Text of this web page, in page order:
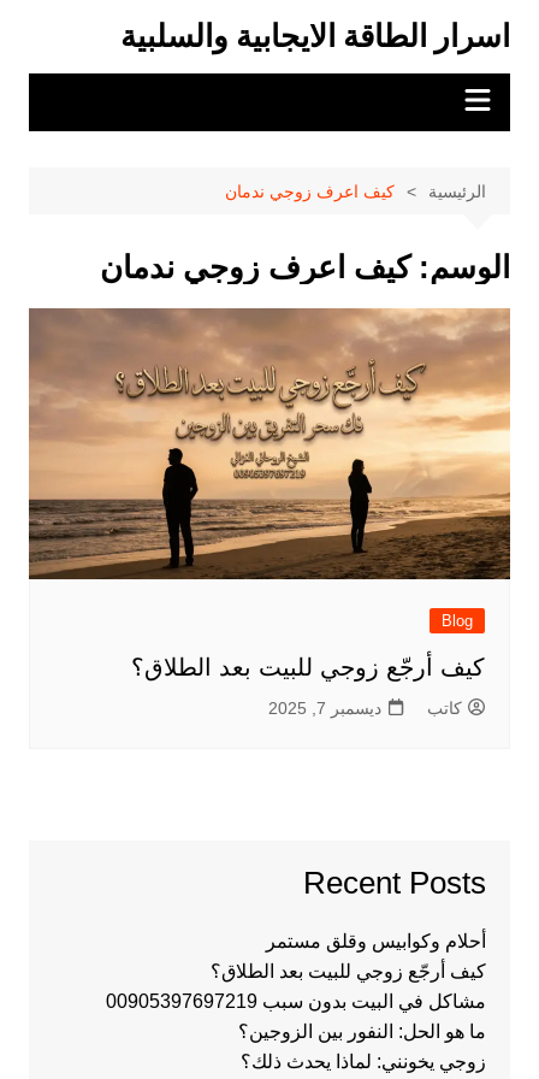
المحتوى
اسرار الطاقة الايجابية والسلبية
الرئيسية كيف اعرف زوجي ندمان
الوسم:كيف اعرف زوجي ندمان
Blog
كيف أرجّع زوجي للبيت بعد الطلاق؟
كاتب ديسمبر 7, 2025
Recent Posts
أحلام وكوابيس وقلق مستمر
كيف أرجّع زوجي للبيت بعد الطلاق؟
مشاكل في البيت بدون سبب 00905397697219
ما هو الحل: النفور بين الزوجين؟
زوجي يخونني: لماذا يحدث ذلك؟